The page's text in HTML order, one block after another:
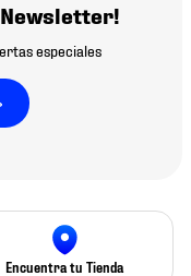
especiales
Encuentra tu Tienda